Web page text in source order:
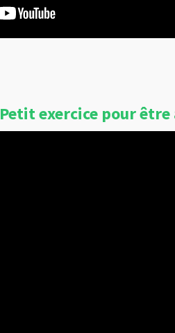
Petit exercice pour être